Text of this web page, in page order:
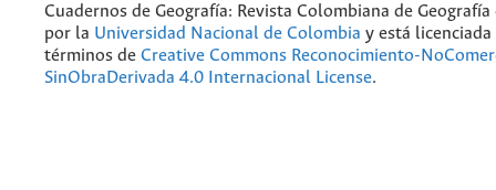
Cuadernos de Geografía: Revista Colombiana de Geografía
por la Universidad Nacional de Colombia y está
términos de Creative Commons Reconocimiento-
SinObraDerivada 4.0 Internacional License.